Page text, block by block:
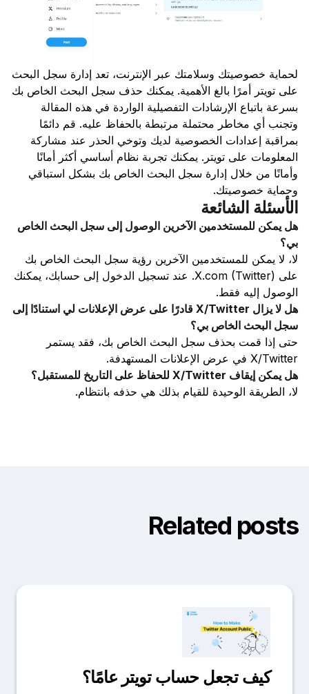
لحماية خصوصيتك وسلامتك عبر الإنترنت، تعد إدارة سجل البحث
على تويتر أمرًا بالغ الأهمية. يمكنك حذف سجل البحث الخاص بك
بسرعة باتباع الإرشادات التفصيلية الواردة في هذه المقالة
وتجنب أي مخاطر محتملة مرتبطة بالحفاظ عليه. قم دائمًا
بمراقبة إعدادات الخصوصية لديك وتوخي الحذر عند مشاركة
المعلومات على تويتر. يمكنك تجربة نظام أساسي أكثر أمانًا
وأمانًا من خلال إدارة سجل البحث الخاص بك بشكل استباقي
وحماية خصوصيتك.
الأسئلة الشائعة
هل يمكن للمستخدمين الآخرين الوصول إلى سجل البحث الخاص
بي؟
لا، لا يمكن للمستخدمين الآخرين رؤية سجل البحث الخاص بك
على X.com (Twitter). عند تسجيل الدخول إلى حسابك، يمكنك
الوصول إليه فقط.
هل لا يزال X/Twitter قادرًا على عرض الإعلانات لي استنادًا إلى
سجل البحث الخاص بي؟
حتى إذا قمت بحذف سجل البحث الخاص بك، فقد يستمر
X/Twitter في عرض الإعلانات المستهدفة.
هل يمكن إيقاف X/Twitter للحفاظ على التاريخ للمستقبل؟
لا، الطريقة الوحيدة للقيام بذلك هي حذفه بانتظام.
Related posts
كيف تجعل حساب تويتر عامًا؟